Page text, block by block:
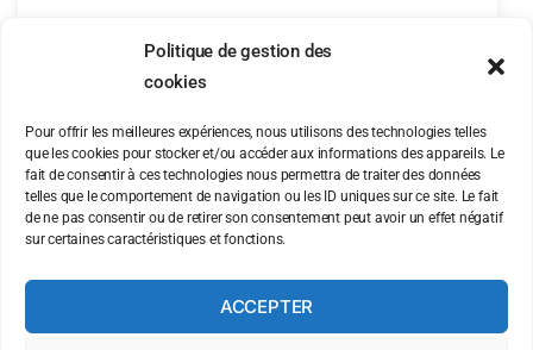
Politique de gestion des
cookies
Pour offrir les meilleures expériences, nous utilisons des technologies telles
que les cookies pour stocker et/ou accéder aux informations des appareils. Le
fait de consentir à ces technologies nous permettra de traiter des données
telles que le comportement de navigation ou les ID uniques sur ce site. Le fait
de ne pas consentir ou de retirer son consentement peut avoir un effet négatif
sur certaines caractéristiques et fonctions.
ACCEPTER